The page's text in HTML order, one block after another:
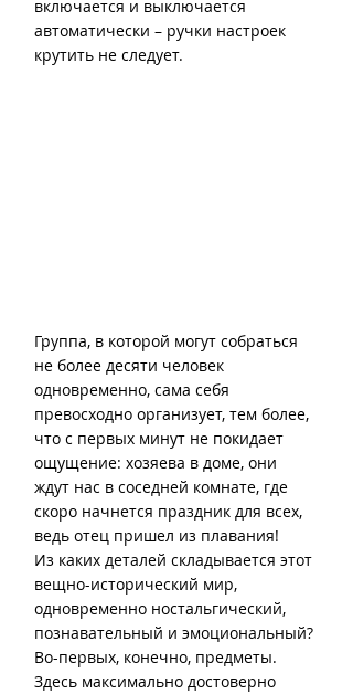
включается и выключается
автоматически – ручки настроек
крутить не следует.
Группа, в которой могут собраться
не более десяти человек
одновременно, сама себя
превосходно организует, тем более,
что с первых минут не покидает
ощущение: хозяева в доме, они
ждут нас в соседней комнате, где
скоро начнется праздник для всех,
ведь отец пришел из плавания!
Из каких деталей складывается этот
вещно-исторический мир,
одновременно ностальгический,
познавательный и эмоциональный?
Во-первых, конечно, предметы.
Здесь максимально достоверно